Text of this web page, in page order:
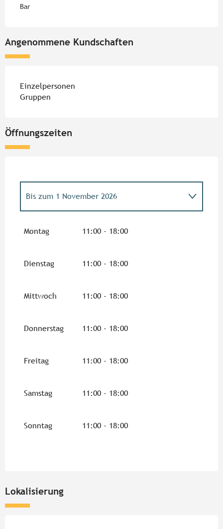
Bar
Angenommene Kundschaften
Einzelpersonen
Gruppen
Öffnungszeiten
Bis zum 1 November 2026
Montag 11:00 - 18:00
Dienstag 11:00 - 18:00
Mittwoch 11:00 - 18:00
Donnerstag 11:00 - 18:00
Freitag 11:00 - 18:00
Samstag 11:00 - 18:00
Sonntag 11:00 - 18:00
Lokalisierung